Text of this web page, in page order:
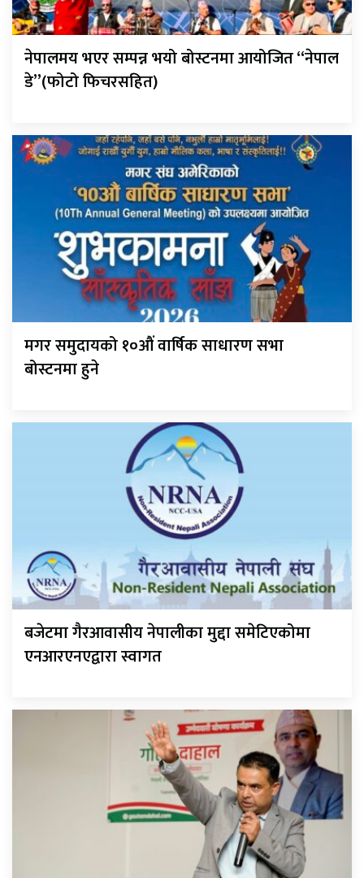
नेपालमय भएर सम्पन्न भयो बोस्टनमा आयोजित “नेपाल
डे”(फोटो फिचरसहित)
मगर समुदायको १०औं वार्षिक साधारण सभा
बोस्टनमा हुने
बजेटमा गैरआवासीय नेपालीका मुद्दा समेटिएकोमा
एनआरएनएद्वारा स्वागत